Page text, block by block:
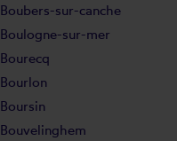
Boubers-sur-canche
Boulogne-sur-mer
Bourecq
Bourlon
Boursin
Bouvelinghem